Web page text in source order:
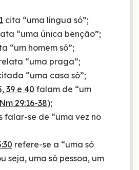
cita “uma língua só”;
“uma única bênção”;
“um homem só”;
“uma praga”;
“uma casa só”;
39 e 40 falam de “um
Nm 29:16-38);
falar-se de “uma vez no
refere-se a “uma só
seja, uma só pessoa, um